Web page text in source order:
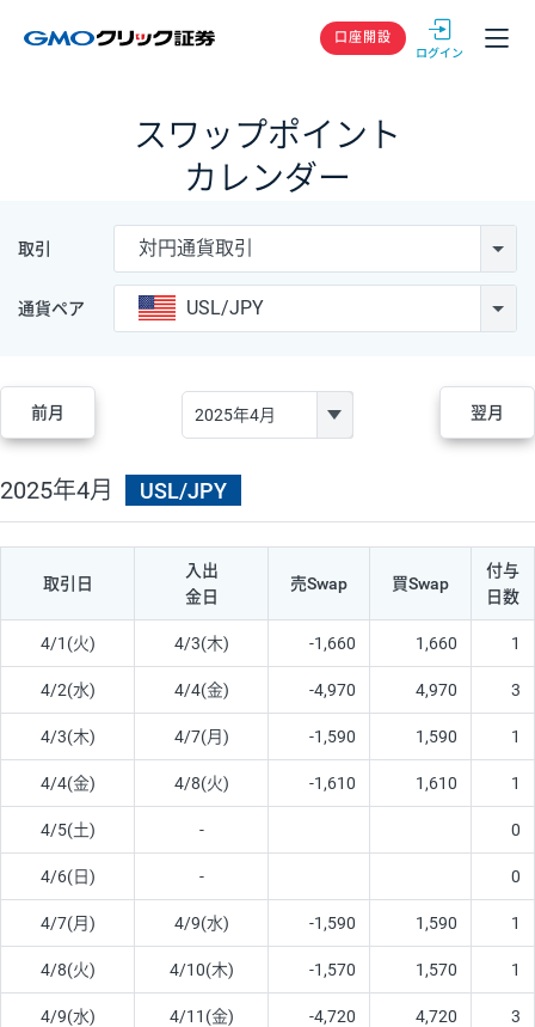
GMOクリック
口座開設
スワップポイント
カレンダー
取引 対円通貨取引
通貨ペア USL/JPY
前月 翌月
2025年4月 USL/JPY
取引日
入出
金日
売Swap 買Swap
付与
日数
4/1(火) 4/3(木) -1,660 1,660 1
4/2(水) 4/4(金) -4,970 4,970 3
4/3(木) 4/7(月) -1,590 1,590 1
4/4(金) 4/8(火) -1,610 1,610 1
4/5(土) - 0
4/6(日) - 0
4/7(月) 4/9(水) -1,590 1,590 1
4/8(火) 4/10(木) -1,570 1,570 1
4/9(水) 4/11(金) -4,720 4,720 3